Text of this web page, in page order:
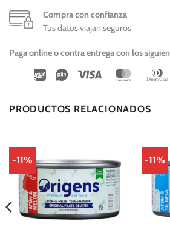
Compra con confianza
Tus datos viajan seguros
Paga online o contra entrega con los
Wirecard
Vipps Visa
PRODUCTOS RELACIONADOS
-11% -11%